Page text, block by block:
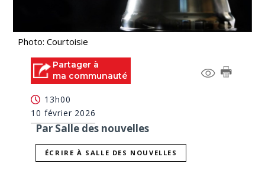
Photo: Courtoisie
Partager à
ma communauté
13h00
10 février 2026
Par Salle des nouvelles
ÉCRIRE À SALLE DES NOUVELLES